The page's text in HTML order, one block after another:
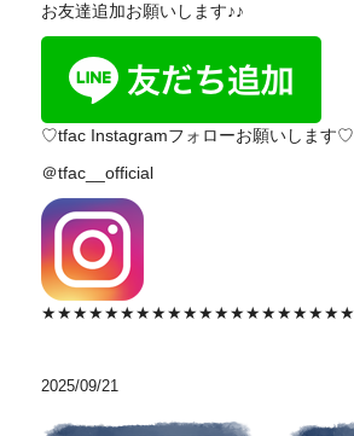
お友達追加お願いします♪♪
♡tfac Instagramフォローお願いします♡
＠tfac__official
2025/09/21